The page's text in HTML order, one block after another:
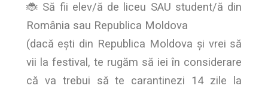
🐞 Să fii elev/ă de liceu SAU student/ă din
România sau Republica Moldova
(dacă ești din Republica Moldova și vrei să
vii la festival, te rugăm să iei în considerare
că va trebui să te carantinezi 14 zile la